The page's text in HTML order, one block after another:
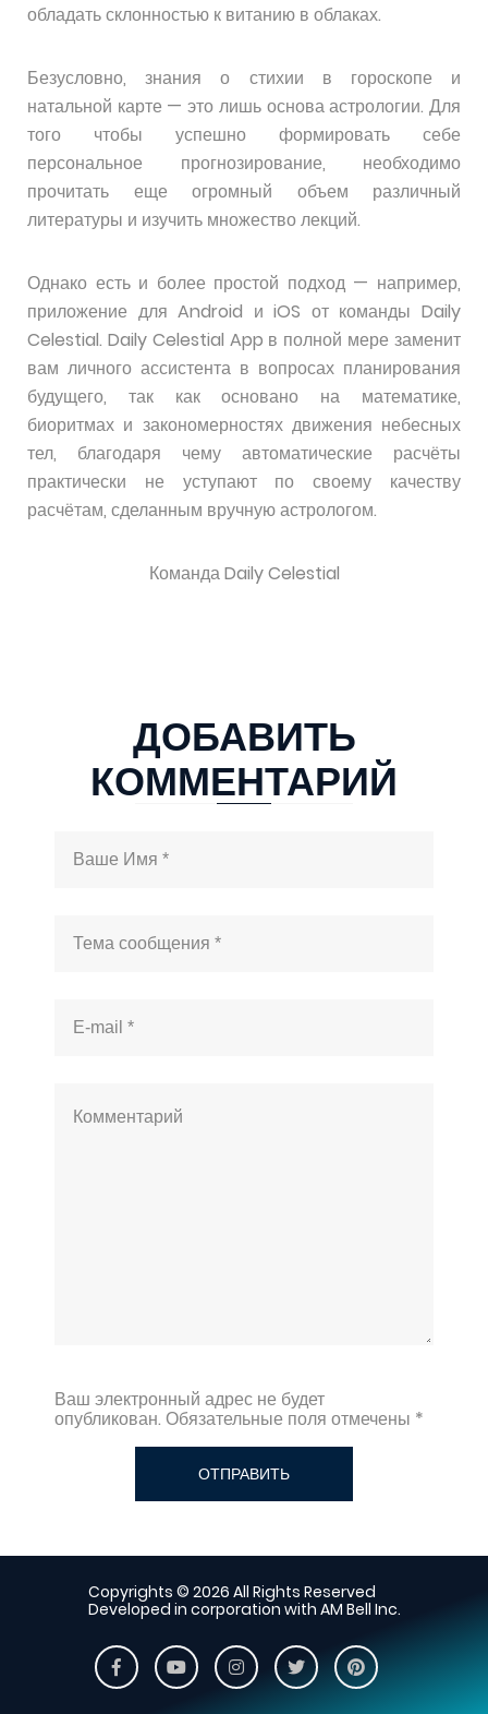
обладать склонностью к витанию в облаках.
Безусловно, знания о стихии в гороскопе и
натальной карте — это лишь основа астрологии. Для
того чтобы успешно формировать себе
персональное прогнозирование, необходимо
прочитать еще огромный объем различный
литературы и изучить множество лекций.
Однако есть и более простой подход — например,
приложение для Android и iOS от команды Daily
Celestial. Daily Celestial App в полной мере заменит
вам личного ассистента в вопросах планирования
будущего, так как основано на математике,
биоритмах и закономерностях движения небесных
тел, благодаря чему автоматические расчёты
практически не уступают по своему качеству
расчётам, сделанным вручную астрологом.
Команда Daily Celestial
ДОБАВИТЬ
КОММЕНТАРИЙ
Ваш электронный адрес не будет
опубликован. Обязательные поля отмечены *
ОТПРАВИТЬ
Copyrights © 2026 All Rights Reserved
Developed in corporation with AM Bell Inc.